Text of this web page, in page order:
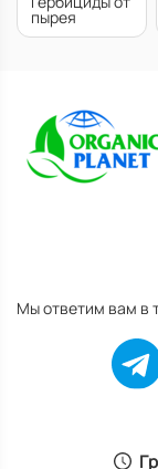
пырея
Мы ответим вам в